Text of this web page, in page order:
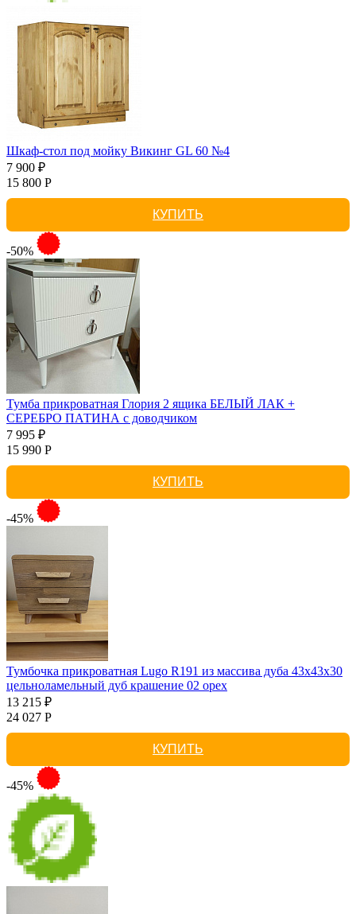
Шкаф-стол под мойку Викинг GL 60 №4
7 900 ₽
15 800 Р
КУПИТЬ
-50%
Тумба прикроватная Глория 2 ящика БЕЛЫЙ ЛАК +
СЕРЕБРО ПАТИНА с доводчиком
7 995 ₽
15 990 Р
КУПИТЬ
-45%
Тумбочка прикроватная Lugo R191 из массива дуба 43х43х30
цельноламельный дуб крашение 02 орех
13 215 ₽
24 027 Р
КУПИТЬ
-45%